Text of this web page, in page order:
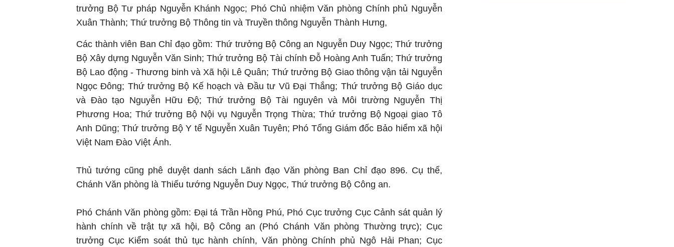
trưởng Bộ Tư pháp Nguyễn Khánh Ngọc; Phó Chủ nhiệm Văn phòng Chính phủ Nguyễn
Xuân Thành; Thứ trưởng Bộ Thông tin và Truyền thông Nguyễn Thành Hưng,
Các thành viên Ban Chỉ đạo gồm: Thứ trưởng Bộ Công an Nguyễn Duy Ngọc; Thứ trưởng
Bộ Xây dựng Nguyễn Văn Sinh; Thứ trưởng Bộ Tài chính Đỗ Hoàng Anh Tuấn; Thứ trưởng
Bộ Lao động - Thương binh và Xã hội Lê Quân; Thứ trưởng Bộ Giao thông vận tải Nguyễn
Ngọc Đông; Thứ trưởng Bộ Kế hoạch và Đầu tư Vũ Đại Thắng; Thứ trưởng Bộ Giáo dục
và Đào tạo Nguyễn Hữu Độ; Thứ trưởng Bộ Tài nguyên và Môi trường Nguyễn Thị
Phương Hoa; Thứ trưởng Bộ Nội vụ Nguyễn Trọng Thừa; Thứ trưởng Bộ Ngoại giao Tô
Anh Dũng; Thứ trưởng Bộ Y tế Nguyễn Xuân Tuyên; Phó Tổng Giám đốc Bảo hiểm xã hội
Việt Nam Đào Việt Ánh.
Thủ tướng cũng phê duyệt danh sách Lãnh đạo Văn phòng Ban Chỉ đạo 896. Cụ thể,
Chánh Văn phòng là Thiếu tướng Nguyễn Duy Ngọc, Thứ trưởng Bộ Công an.
Phó Chánh Văn phòng gồm: Đại tá Trần Hồng Phú, Phó Cục trưởng Cục Cảnh sát quản lý
hành chính về trật tự xã hội, Bộ Công an (Phó Chánh Văn phòng Thường trực); Cục
trưởng Cục Kiểm soát thủ tục hành chính, Văn phòng Chính phủ Ngô Hải Phan; Cục